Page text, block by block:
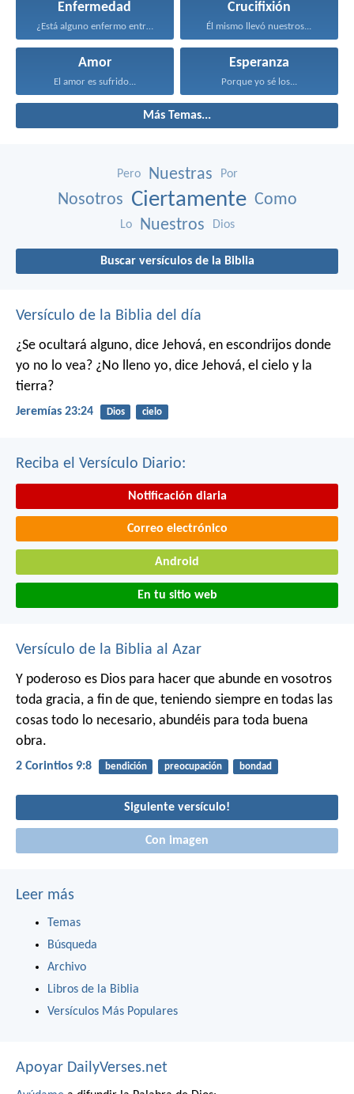
Enfermedad
¿Está alguno enfermo entre...
Crucifixión
Él mismo llevó nuestros...
Amor
El amor es sufrido...
Esperanza
Porque yo sé los...
Más Temas...
Pero Nuestras Por
Nosotros Ciertamente Como
Lo Nuestros Dios
Buscar versículos de la Biblia
Versículo de la Biblia del día
¿Se ocultará alguno, dice Jehová, en escondrijos donde
yo no lo vea? ¿No lleno yo, dice Jehová, el cielo y la
tierra?
Jeremías 23:24 Dios cielo
Reciba el Versículo Diario:
Notificación diaria
Correo electrónico
Android
En tu sitio web
Versículo de la Biblia al Azar
Y poderoso es Dios para hacer que abunde en vosotros
toda gracia, a fin de que, teniendo siempre en todas las
cosas todo lo necesario, abundéis para toda buena
obra.
2 Corintios 9:8 bendición preocupación bondad
Siguiente versículo!
Con imagen
Leer más
Temas
Búsqueda
Archivo
Libros de la Biblia
Versículos Más Populares
Apoyar DailyVerses.net